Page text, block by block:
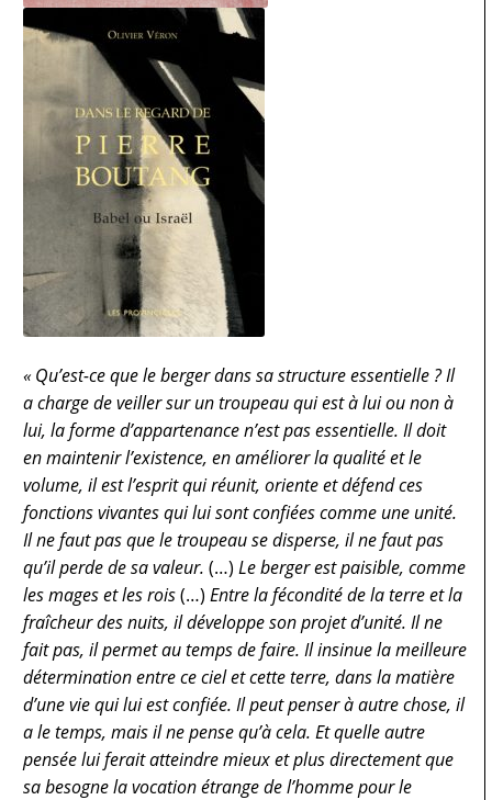
« Qu’est-ce que le berger dans sa structure essentielle ? Il
a charge de veiller sur un troupeau qui est à lui ou non à
lui, la forme d’appartenance n’est pas essentielle. Il doit
en maintenir l’existence, en améliorer la qualité et le
volume, il est l’esprit qui réunit, oriente et défend ces
fonctions vivantes qui lui sont confiées comme une unité.
Il ne faut pas que le troupeau se disperse, il ne faut pas
qu’il perde de sa valeur. (…)Le berger est paisible, comme
les mages et les rois(…)Entre la fécondité de la terre et la
fraîcheur des nuits, il développe son projet d’unité. Il ne
fait pas, il permet au temps de faire. Il insinue la meilleure
détermination entre ce ciel et cette terre, dans la matière
d’une vie qui lui est confiée. Il peut penser à autre chose, il
a le temps, mais il ne pense qu’à cela. Et quelle autre
pensée lui ferait atteindre mieux et plus directement que
sa besogne la vocation étrange de l’homme pour le